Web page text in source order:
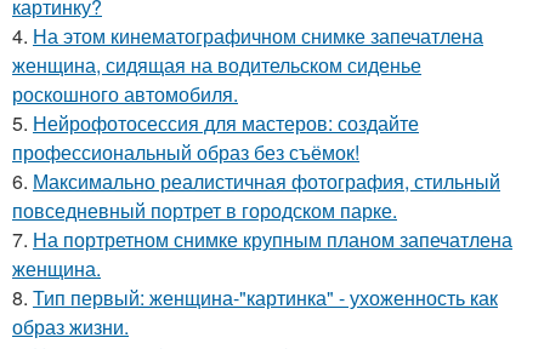
картинку?
4. На этом кинематографичном снимке запечатлена
женщина, сидящая на водительском сиденье
роскошного автомобиля.
5. Нейрофотосессия для мастеров: создайте
профессиональный образ без съёмок!
6. Максимально реалистичная фотография, стильный
повседневный портрет в городском парке.
7. На портретном снимке крупным планом запечатлена
женщина.
8. Тип первый: женщина-"картинка" - ухоженность как
образ жизни.